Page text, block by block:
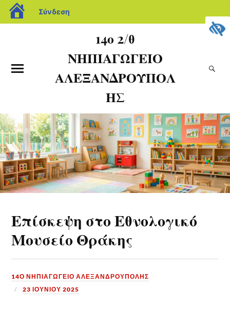
Σύνδεση
14ο 2/θ
ΝΗΠΙΑΓΩΓΕΙΟ
ΑΛΕΞΑΝΔΡΟΥΠΟΛ
ΗΣ
Επίσκεψη στο Εθνολογικό
Μουσείο Θράκης
14Ο ΝΗΠΙΑΓΩΓΕΙΟ ΑΛΕΞΑΝΔΡΟΥΠΟΛΗΣ
23 ΙΟΥΝΊΟΥ 2025